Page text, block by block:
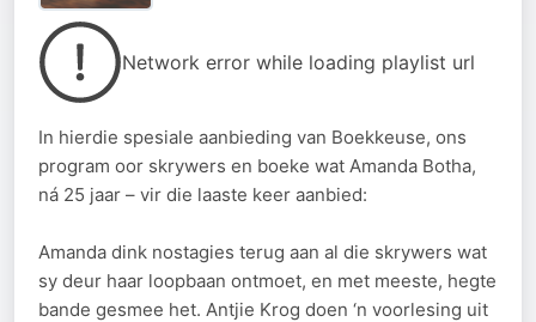
Network error while loading playlist url
In hierdie spesiale aanbieding van Boekkeuse, ons
program oor skrywers en boeke wat Amanda Botha,
ná 25 jaar – vir die laaste keer aanbied:
Amanda dink nostagies terug aan al die skrywers wat
sy deur haar loopbaan ontmoet, en met meeste, hegte
bande gesmee het. Antjie Krog doen ‘n voorlesing uit